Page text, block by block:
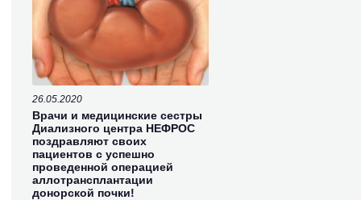
26.05.2020
Врачи и медицинские сестры
Диализного центра НЕФРОС
поздравляют своих
пациентов с успешно
проведенной операцией
аллотрансплантации
донорской почки!